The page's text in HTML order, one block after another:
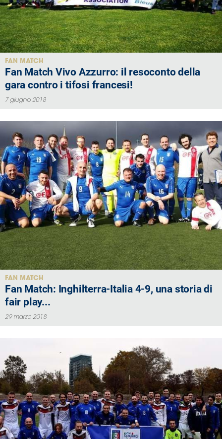
FAN MATCH
Fan Match Vivo Azzurro: il resoconto della
gara contro i tifosi francesi!
7 giugno 2018
FAN MATCH
Fan Match: Inghilterra-Italia 4-9, una storia di
fair play...
29 marzo 2018